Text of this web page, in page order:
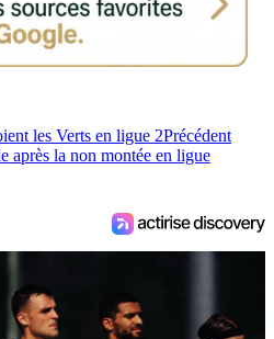
les Verts en ligue 2Précédent
après la non montée en ligue